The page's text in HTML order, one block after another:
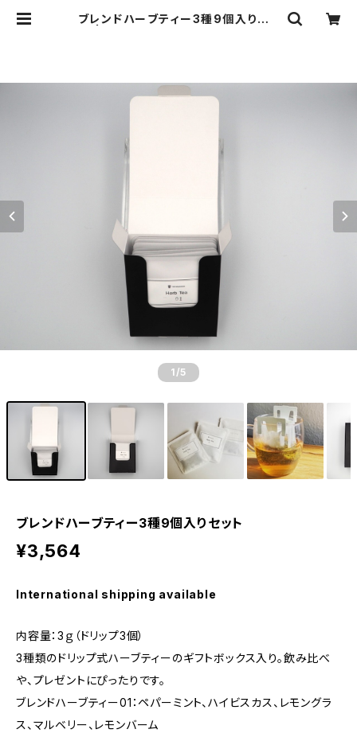
ブレンドハーブティー3種9個入りセッ
1 /5
ブレンドハーブティー3種9個入りセット
¥3,564
International shipping available
内容量：3ｇ（ドリップ3個）
3種類のドリップ式ハーブティーのギフトボックス入り。飲み比べ
や、プレゼントにぴったりです。
ブレンドハーブティー01：ペパーミント、ハイビスカス、レモングラ
ス、マルベリー、レモンバーム